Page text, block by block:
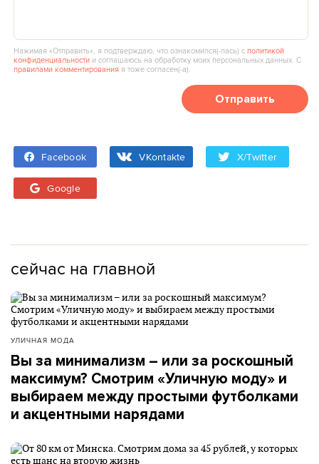
Нажимая «Отправить», я подтверждаю, что ознакомился(‑лась) сполитикой
конфиденциальности и соглашаюсь на обработку моих персональных данных. С
правилами комментирования я тоже согласен(‑а).
Отправить
Facebook VKontakte X/Twitter
Google
сейчас на главной
УЛИЧНАЯ МОДА
Вы за минимализм – или за роскошный
максимум? Смотрим «Уличную моду» и
выбираем между простыми футболками
и акцентными нарядами